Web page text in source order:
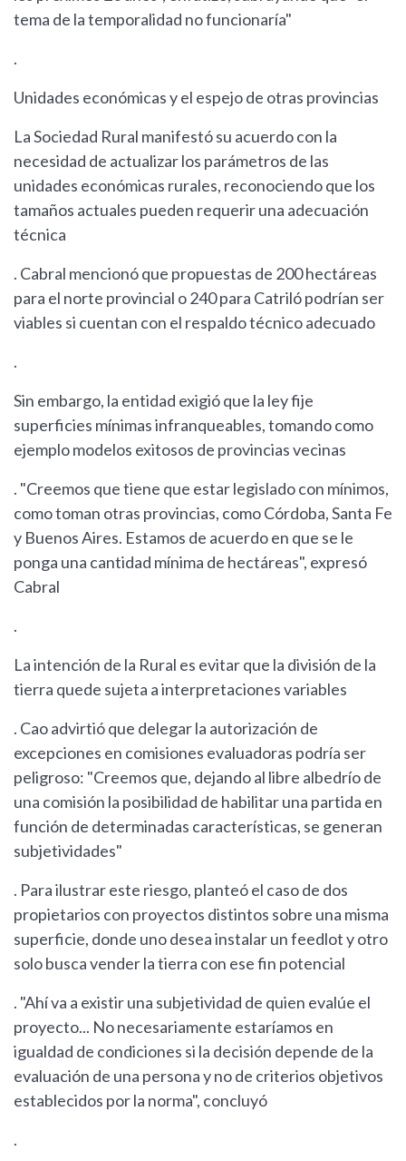
tema de la temporalidad no funcionaría"
.
Unidades económicas y el espejo de otras provincias
La Sociedad Rural manifestó su acuerdo con la
necesidad de actualizar los parámetros de las
unidades económicas rurales, reconociendo que los
tamaños actuales pueden requerir una adecuación
técnica
. Cabral mencionó que propuestas de 200 hectáreas
para el norte provincial o 240 para Catriló podrían ser
viables si cuentan con el respaldo técnico adecuado
.
Sin embargo, la entidad exigió que la ley fije
superficies mínimas infranqueables, tomando como
ejemplo modelos exitosos de provincias vecinas
. "Creemos que tiene que estar legislado con mínimos,
como toman otras provincias, como Córdoba, Santa Fe
y Buenos Aires. Estamos de acuerdo en que se le
ponga una cantidad mínima de hectáreas", expresó
Cabral
.
La intención de la Rural es evitar que la división de la
tierra quede sujeta a interpretaciones variables
. Cao advirtió que delegar la autorización de
excepciones en comisiones evaluadoras podría ser
peligroso: "Creemos que, dejando al libre albedrío de
una comisión la posibilidad de habilitar una partida en
función de determinadas características, se generan
subjetividades"
. Para ilustrar este riesgo, planteó el caso de dos
propietarios con proyectos distintos sobre una misma
superficie, donde uno desea instalar un feedlot y otro
solo busca vender la tierra con ese fin potencial
. "Ahí va a existir una subjetividad de quien evalúe el
proyecto... No necesariamente estaríamos en
igualdad de condiciones si la decisión depende de la
evaluación de una persona y no de criterios objetivos
establecidos por la norma", concluyó
.